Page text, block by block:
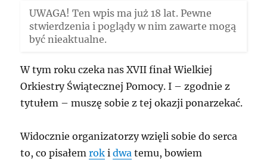
UWAGA! Ten wpis ma już 18 lat. Pewne
stwierdzenia i poglądy w nim zawarte mogą
być nieaktualne.
W tym roku czeka nas XVII finał Wielkiej
Orkiestry Świątecznej Pomocy. I – zgodnie z
tytułem – muszę sobie z tej okazji ponarzekać.
Widocznie organizatorzy wzięli sobie do serca
to, co pisałemrok idwa temu, bowiem